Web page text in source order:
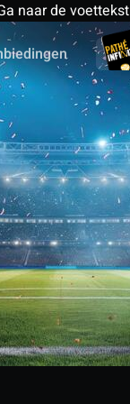
naar de voettekst